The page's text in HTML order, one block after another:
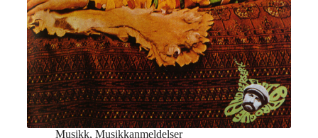
Musikk, Musikkanmeldelser